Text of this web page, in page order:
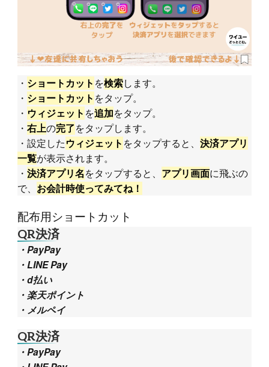
・ ショートカット を検索します。
・ ショートカット をタップ。
・ ウィジェット を追加をタップ。
・ 右上の完了をタップします。
・設定したウィジェット をタップすると、 決済アプリ
一覧が表示されます。
・ 決済アプリ名をタップすると、 アプリ画面に飛ぶの
で、 お会計時使ってみてね！
配布用ショートカット
QR決済
・PayPay
・LINE Pay
・d払い
・楽天ポイント
・メルペイ
QR決済
・PayPay